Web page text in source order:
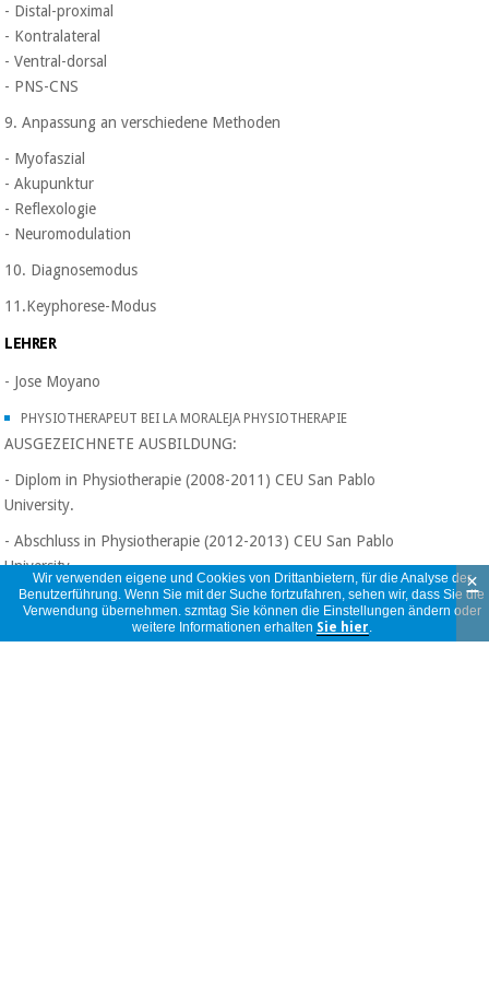
Chirurgische
instrumente
(ausverkauf)
- Distal-proximal
- Kontralateral
- Ventral-dorsal
- PNS-CNS
9. Anpassung an verschiedene Methoden
- Myofaszial
- Akupunktur
- Reflexologie
- Neuromodulation
10. Diagnosemodus
11.Keyphorese-Modus
LEHRER
- Jose Moyano
PHYSIOTHERAPEUT BEI LA MORALEJA PHYSIOTHERAPIE
AUSGEZEICHNETE AUSBILDUNG:
- Diplom in Physiotherapie (2008-2011) CEU San Pablo
University.
- Abschluss in Physiotherapie (2012-2013) CEU San Pablo
University.
- Master-Abschluss in Invasiver Physiotherapie (2014-
2015) CEU San Pablo University.
Wir verwenden eigene und Cookies von Drittanbietern, für die Analyse der
Benutzerführung. Wenn Sie mit der Suche fortzufahren, sehen wir, dass Sie die
Verwendung übernehmen. szmtag Sie können die Einstellungen ändern oder
weitere Informationen erhalten Sie hier.
×